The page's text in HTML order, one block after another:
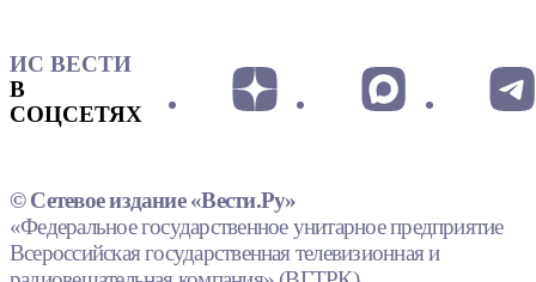
ИС ВЕСТИ
В
СОЦСЕТЯХ
© Сетевое издание «Вести.Ру»
«Федеральное государственное унитарное предприятие
Всероссийская государственная телевизионная и